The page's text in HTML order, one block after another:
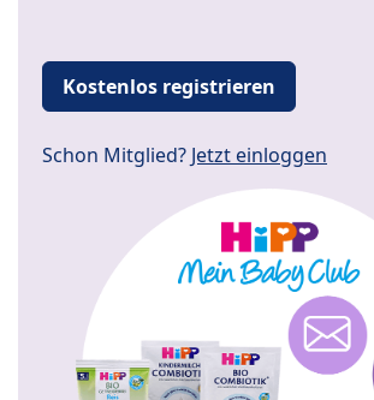
Kostenlos registrieren
Schon Mitglied? Jetzt einloggen